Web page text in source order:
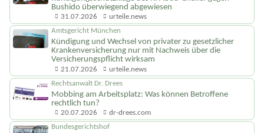
Bushido überwiegend abgewiesen
31.07.2026 urteile.news
Amtsgericht München
Kündigung und Wechsel von privater zu gesetzlicher
Krankenversicherung nur mit Nachweis über die
Versicherungs­pflicht wirksam
21.07.2026 urteile.news
Rechtsanwalt Dr. Drees
Mobbing am Arbeitsplatz: Was können Betroffene
rechtlich tun?
20.07.2026 dr-drees.com
Bundesgerichtshof